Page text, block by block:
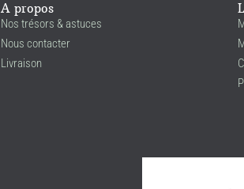
A propos
Nos trésors & astuces
Nous contacter
Livraison